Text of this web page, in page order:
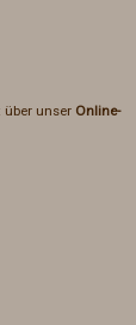
über unser Online-